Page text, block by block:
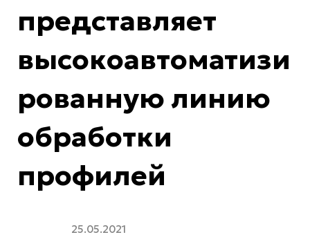
представляет
высокоавтоматизи
рованную линию
обработки
профилей
25.05.2021